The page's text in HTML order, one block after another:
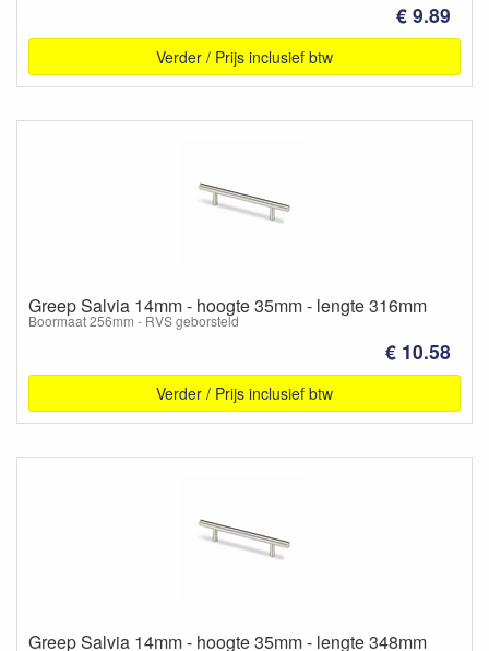
€ 9.89
Verder / Prijs inclusief btw
Greep Salvia 14mm - hoogte 35mm - lengte 316mm
Boormaat 256mm - RVS geborsteld
€ 10.58
Verder / Prijs inclusief btw
Greep Salvia 14mm - hoogte 35mm - lengte 348mm